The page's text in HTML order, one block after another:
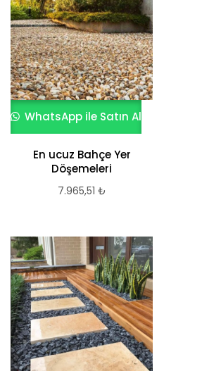
WhatsApp ile Satın Al
En ucuz Bahçe Yer
Döşemeleri
7.965,51 ₺